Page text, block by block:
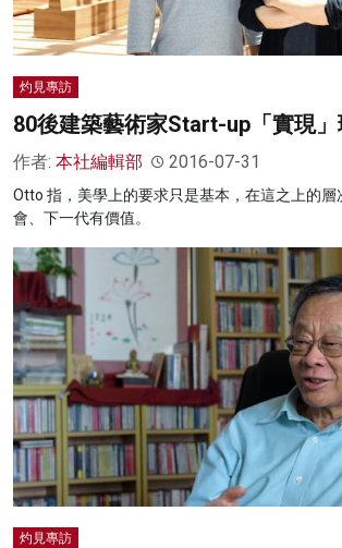
灼見專訪
80後建築藝術家Start-up「實現
作者: 本社編輯部 2016-07-31
Otto 指，美學上的要求只是基本，在這之上的層
會、下一代有價值。
灼見專訪